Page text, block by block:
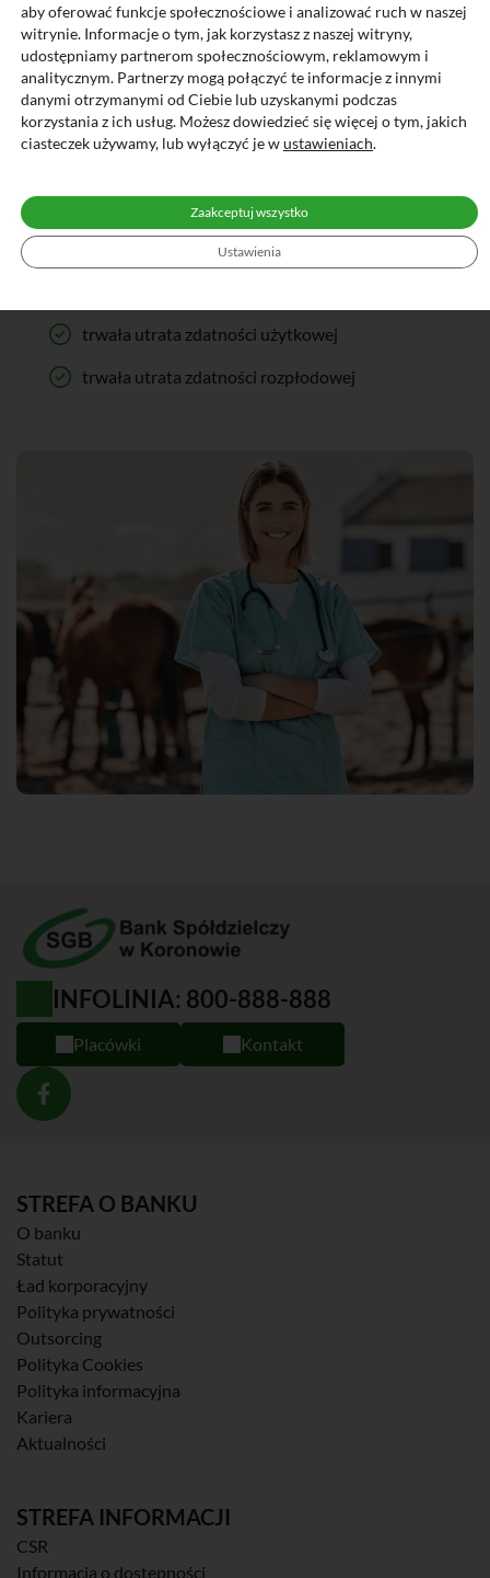
Ubezpieczenie życia konia w jednym z trzech wariantów:
BASIC, STANDARD lub PREMIUM.
Ubezpieczenie kosztów operacji w jednym z trzech
wariantów: PODSTAWOWY, KOMFORT lub
KOMFORT PLUS.
Ubezpieczenie odpowiedzialności cywilnej posiadacza
Możliwe rozszerzenia ochrony w ubezpieczeniu życia
trwała utrata zdatności użytkowej
trwała utrata zdatności rozpłodowej
INFOLINIA: 800-888-888
Placówki Kontakt
STREFA O BANKU
O banku
Statut
Ład korporacyjny
Polityka prywatności
Outsorcing
Polityka Cookies
Polityka informacyjna
Kariera
Aktualności
STREFA INFORMACJI
CSR
Informacja o dostępności
aby oferować funkcje społecznościowe i analizować ruch w naszej
witrynie. Informacje o tym, jak korzystasz z naszej witryny,
udostępniamy partnerom społecznościowym, reklamowym i
analitycznym. Partnerzy mogą połączyć te informacje z innymi
danymi otrzymanymi od Ciebie lub uzyskanymi podczas
korzystania z ich usług. Możesz dowiedzieć się więcej o tym, jakich
ciasteczek używamy, lub wyłączyć je wustawieniach.
Zaakceptuj wszystko
Ustawienia